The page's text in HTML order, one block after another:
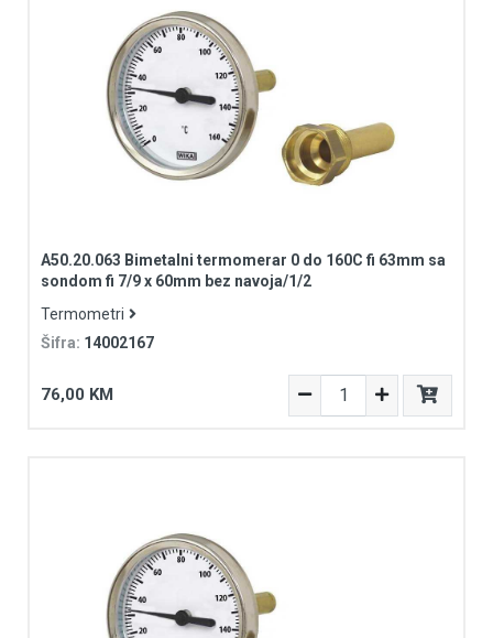
A50.20.063 Bimetalni termomerar 0 do 160C fi 63mm sa
sondom fi 7/9 x 60mm bez navoja/1/2
Termometri
Šifra: 14002167
76,00 KM